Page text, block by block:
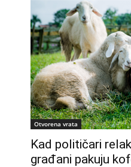
Otvorena vrata
Kad političari
građani pakuju